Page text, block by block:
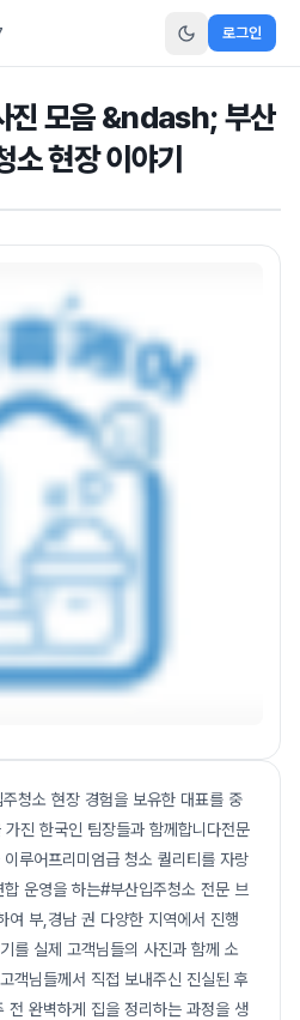
로그인
진 모음 &ndash; 부산
소 현장 이야기
청소 현장 경험을 보유한 대표를 중
진 한국인 팀장들과 함께합니다전문
루어프리미엄급 청소 퀄리티를 자랑
운영을 하는#부산입주청소 전문 브
여 부,경남 권 다양한 지역에서 진행
를 실제 고객님들의 사진과 함께 소
객님들께서 직접 보내주신 진실된 후
전 완벽하게 집을 정리하는 과정을 생